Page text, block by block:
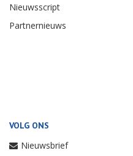
Nieuwsscript
Partnernieuws
VOLG ONS
Nieuwsbrief